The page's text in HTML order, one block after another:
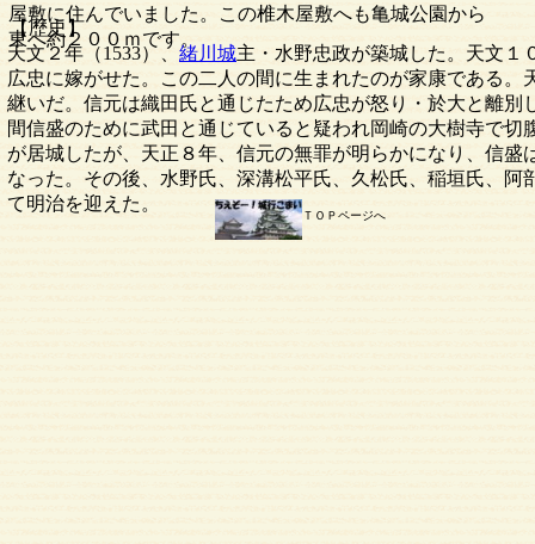
【歴史】
ＴＯＰページへ
屋敷に住んでいました。この椎木屋敷へも亀城公園から
東へ約２００ｍです。
天文２年（1533）、 緒川城主・水野忠政が築城した。天文１
広忠に嫁がせた。この二人の間に生まれたのが家康である。
継いだ。信元は織田氏と通じたため広忠が怒り・於大と離別
間信盛のために武田と通じていると疑われ岡崎の大樹寺で切
が居城したが、天正８年、信元の無罪が明らかになり、信盛
なった。その後、水野氏、深溝松平氏、久松氏、稲垣氏、阿
て明治を迎えた。